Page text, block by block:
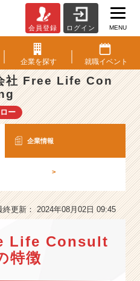
会員登録 ログイン MENU
企業を探す 就職イベント
社 Free Life Con
ー
企業情報
>
終更新： 2024年08月02日 09:45
Life Consult
特徴